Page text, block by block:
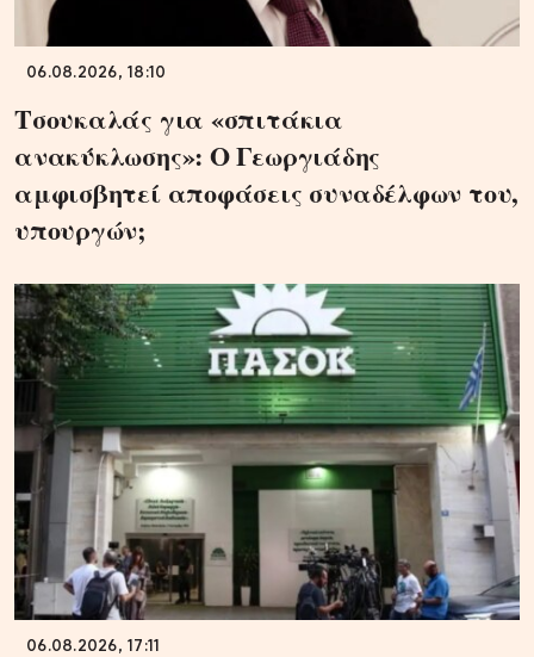
06.08.2026, 18:10
Τσουκαλάς για «σπιτάκια
ανακύκλωσης»: Ο Γεωργιάδης
αμφισβητεί αποφάσεις συναδέλφων του,
υπουργών;
06.08.2026, 17:11